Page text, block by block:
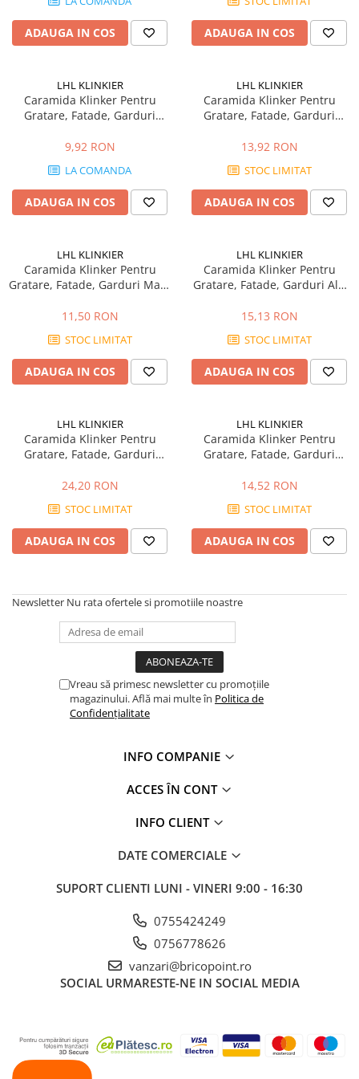
Plasă Termoizolație
Plasă Tencuieli și Șape
Doze și Platforme
Adezivi Termoizolații
Barieră de Vapori
Etanșare Străpungeri
Folie Difuzie Anticondens
Vată Bazaltică
Polistiren Expandat & Extrudat
Mascare
Gips Carton
Șuruburi Gips Carton
Piese pentru CD si UA
Benzi Gips Carton
Dibluri Gips Carton
Profile Gips Carton
Ipsos îmbinare Gips Carton
Lemn
Adezivi Acoperiri Elastice și Textile
Adezivi Parchet și Lemn
Produse pentru Curățare
Colțare Protecție
Profile Baie
Produse pentru Curățare
Hidroizolații
Etanșanți Elastici și Adezivi
Adezivi și Etanșanți
Impermeabilizări Suprafețe
Hidroizolații Flexibile
ADAUGA IN COS ADAUGA IN COS
LHL KLINKIER
Caramida Klinker Pentru
Gratare, Fatade, Garduri
9,92 RON
LA COMANDA
ADAUGA IN COS
LHL KLINKIER
Caramida Klinker Pentru
Gratare, Fatade, Garduri
250x120x65mm
13,92 RON
STOC LIMITAT
ADAUGA IN COS
LHL KLINKIER
Caramida Klinker Pentru
Gratare, Fatade, Garduri Maro
11,50 RON
STOC LIMITAT
ADAUGA IN COS
LHL KLINKIER
Caramida Klinker Pentru
Gratare, Fatade, Garduri Alb
15,13 RON
STOC LIMITAT
ADAUGA IN COS
LHL KLINKIER
Caramida Klinker Pentru
Gratare, Fatade, Garduri
250x120x65mm
24,20 RON
STOC LIMITAT
ADAUGA IN COS
LHL KLINKIER
Caramida Klinker Pentru
Gratare, Fatade, Garduri
14,52 RON
STOC LIMITAT
ADAUGA IN COS
Newsletter Nu rata ofertele si promotiile noastre
Vreau să primesc newsletter cu promoțiile
magazinului. Află mai multe în Politica de
Confidențialitate
INFO COMPANIE
ACCES ÎN CONT
INFO CLIENT
DATE COMERCIALE
SUPORT CLIENTI LUNI - VINERI 9:00 - 16:30
0755424249
0756778626
vanzari@bricopoint.ro
SOCIAL URMARESTE-NE IN SOCIAL MEDIA